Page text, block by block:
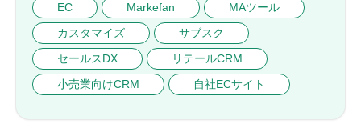
EC
Markefan
MAツール
カスタマイズ
サブスク
セールスDX
リテールCRM
小売業向けCRM
自社ECサイト